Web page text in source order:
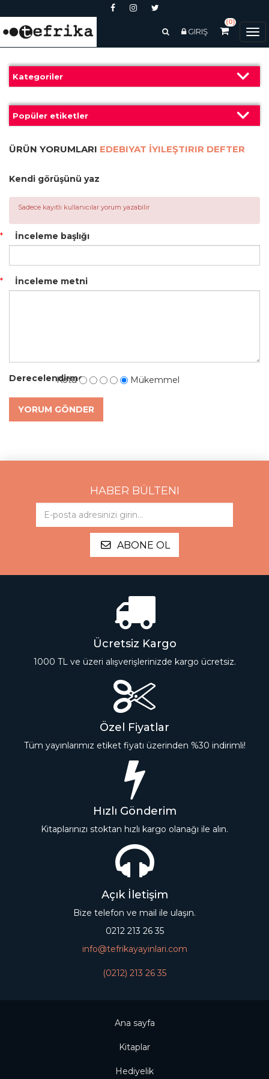
GIRIŞ
(0)
Kategoriler
Popüler etiketler
ÜRÜN YORUMLARI EDEBIYAT İYILEŞTIRIR DEFTER
Kendi görüşünü yaz
Sadece kayıtlı kullanıcılar yorum yazabilir
İnceleme başlığı
*
İnceleme metni
*
Derecelendirme
Kötü Mükemmel
YORUM GÖNDER
HABER BÜLTENI
ABONE OL
Ücretsiz Kargo
1000 TL ve üzeri alışverişlerinizde kargo ücretsiz.
Özel Fiyatlar
Tüm yayınlarımız etiket fiyatı üzerinden %30 indirimli!
Hızlı Gönderim
Kitaplarınızı stoktan hızlı kargo olanağı ile alın.
Açık İletişim
Bize telefon ve mail ile ulaşın.
0212 213 26 35
info@tefrikayayinlari.com
(0212) 213 26 35
Ana sayfa
Kitaplar
Hediyelik